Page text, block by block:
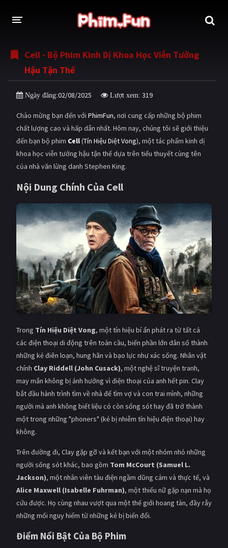
THỂ LOẠI
Thần thoại - Cổ trang Hành động
Tâm lý
Võ thuật - Kiếm hiệp Nhạc kịch
Kinh dị Tội phạm - Hình sự
Phiêu lưu Hài hước
Viễn tưởng Khoa học - Tài liệu
Hoạt hình Thể thao
Tình cảm - Lãng mạn Kỳ ảo
Giật gân Gia đình
Bí ẩn Lịch sử
Viễn Tây Tiểu sử
GameShow DramaTV
QUỐC GIA
Âu - Mỹ Trung Quốc - Hồng Kông
Hàn Quốc Nhật Bản
Ấn Độ Việt Nam
Tổng hợp
PHIM MỚI
PHIM LẺ
Cell - Bộ Phim Kinh Dị Khoa Học Viễn Tưởng
Hậu Tận Thế
Ngày đăng:02/08/2025 Lượt xem: 319
Chào mừng bạn đến với PhimFun, nơi cung cấp những bộ phim
chất lượng cao và hấp dẫn nhất. Hôm nay, chúng tôi sẽ giới thiệu
đến bạn bộ phim Cell(Tín Hiệu Diệt Vong), một tác phẩm kinh dị
khoa học viễn tưởng hậu tận thế dựa trên tiểu thuyết cùng tên
của nhà văn lừng danh Stephen King.
Nội Dung Chính Của Cell
Trong Tín Hiệu Diệt Vong, một tín hiệu bí ẩn phát ra từ tất cả
các điện thoại di động trên toàn cầu, biến phần lớn dân số thành
những kẻ điên loạn, hung hãn và bạo lực như xác sống. Nhân vật
chính Clay Riddell (John Cusack), một nghệ sĩ truyện tranh,
may mắn không bị ảnh hưởng vì điện thoại của anh hết pin. Clay
bắt đầu hành trình tìm về nhà để tìm vợ và con trai mình, những
người mà anh không biết liệu có còn sống sót hay đã trở thành
một trong những "phoners" (kẻ bị nhiễm tín hiệu điện thoại) hay
không.
Trên đường đi, Clay gặp gỡ và kết bạn với một nhóm nhỏ những
người sống sót khác, bao gồm Tom McCourt (Samuel L.
Jackson), một nhân viên tàu điện ngầm dũng cảm và thực tế, và
Alice Maxwell (Isabelle Fuhrman), một thiếu nữ gặp nạn mà họ
cứu được. Họ cùng nhau vượt qua một thế giới hoang tàn, đầy rẫy
những mối nguy hiểm từ những kẻ bị biến đổi.
Điểm Nổi Bật Của Bộ Phim